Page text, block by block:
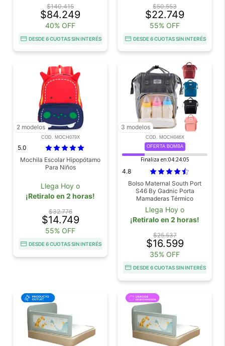
$140.415
$84.249
40% OFF
DESDE 6 CUOTAS SIN INTERÉS
$50.553
$22.749
55% OFF
DESDE 6 CUOTAS SIN INTERÉS
2 modelos
COD. MOCH079X
5.0
Mochila Escolar Hipopótamo
Para Niños
Llega Hoy o
¡Retiralo en 2 horas!
$32.776
$14.749
55% OFF
DESDE 6 CUOTAS SIN INTERÉS
3 modelos
COD. MOCH046X
OFERTA BOMBA
Finaliza en:04:24:05
4.8
Bolso Maternal South Port
S46 By Gadnic Porta
Mamaderas Térmico
Llega Hoy o
¡Retiralo en 2 horas!
$25.537
$16.599
35% OFF
DESDE 6 CUOTAS SIN INTERÉS